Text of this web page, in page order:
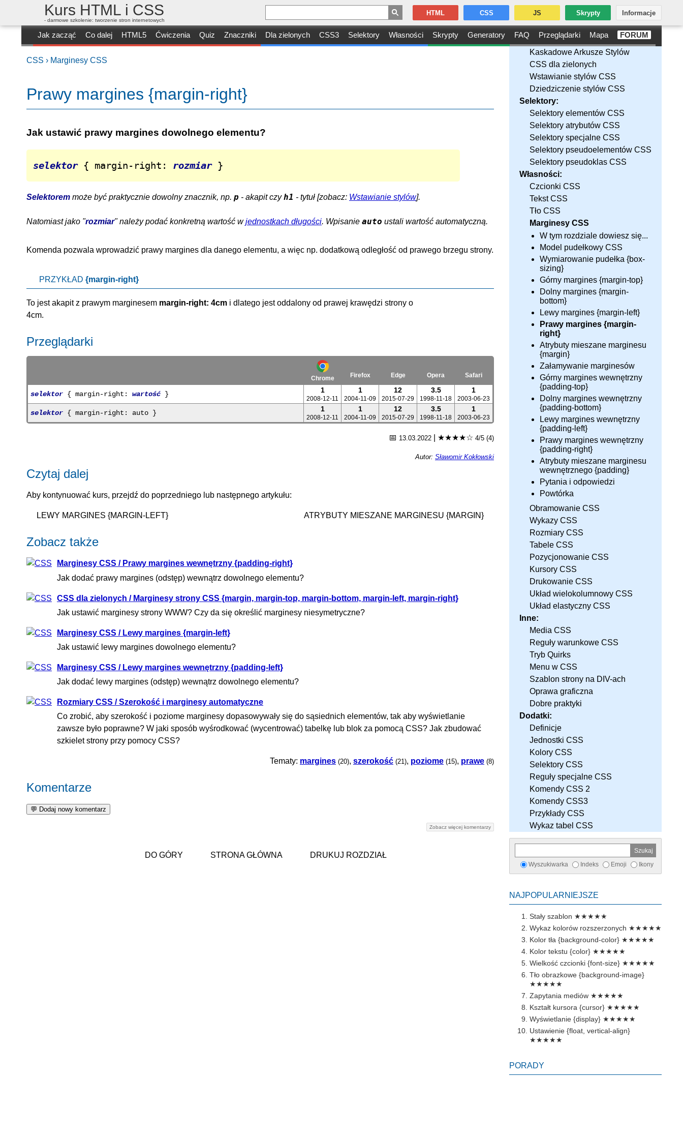
Kurs HTML i CSS
- darmowe szkolenie: tworzenie stron internetowych
Jak zacząć Co dalej HTML5 Ćwiczenia Quiz Znaczniki Dla zielonych CSS3 Selektory Własności Skrypty Generatory FAQ Przeglądarki Mapa FORUM
HTML CSS
Kaskadowe Arkusze Stylów
CSS dla zielonych
Wstawianie stylów CSS
Dziedziczenie stylów CSS
Selektory:
Selektory elementów CSS
Selektory atrybutów CSS
Selektory specjalne CSS
Selektory pseudoelementów CSS
Selektory pseudoklas CSS
Własności:
Czcionki CSS
Tekst CSS
Tło CSS
Marginesy CSS
W tym rozdziale dowiesz się...
Model pudełkowy CSS
Wymiarowanie pudełka {box-
sizing}
Górny margines {margin-top}
Dolny margines {margin-
bottom}
Lewy margines {margin-left}
Prawy margines {margin-
right}
Atrybuty mieszane marginesu
{margin}
Załamywanie marginesów
Górny margines wewnętrzny
{padding-top}
Dolny margines wewnętrzny
{padding-bottom}
Lewy margines wewnętrzny
{padding-left}
Prawy margines wewnętrzny
{padding-right}
Atrybuty mieszane marginesu
wewnętrznego {padding}
Pytania i odpowiedzi
Powtórka
Obramowanie CSS
Wykazy CSS
Rozmiary CSS
Tabele CSS
Pozycjonowanie CSS
Kursory CSS
Drukowanie CSS
Układ wielokolumnowy CSS
Układ elastyczny CSS
Inne:
Media CSS
Reguły warunkowe CSS
Tryb Quirks
Menu w CSS
Szablon strony na DIV-ach
Oprawa graficzna
Dobre praktyki
Dodatki:
Definicje
Jednostki CSS
Kolory CSS
Selektory CSS
Reguły specjalne CSS
Komendy CSS 2
Komendy CSS3
Przykłady CSS
Wykaz tabel CSS
JS Skrypty Informacje
Wyszukiwarka Indeks Emoji Ikony
NAJPOPULARNIEJSZE
Stały szablon ★★★★★
Wykaz kolorów rozszerzonych ★★★★★
Kolor tła {background-color} ★★★★★
Kolor tekstu {color} ★★★★★
Wielkość czcionki {font-size} ★★★★★
Tło obrazkowe {background-image}
★★★★★
Zapytania mediów ★★★★★
Kształt kursora {cursor} ★★★★★
Wyświetlanie {display} ★★★★★
Ustawienie {float, vertical-align}
★★★★★
PORADY
CSS › Marginesy CSS
Prawy margines {margin-right}
Jak ustawić prawy margines dowolnego elementu?
selektor { margin-right: rozmiar }
Selektorem może być praktycznie dowolny znacznik, np. p - akapit czyh1 - tytuł [zobacz: Wstawianie stylów].
Natomiast jako "rozmiar" należy podać konkretną wartość wjednostkach długości. Wpisanie auto ustali wartość automatyczną.
Komenda pozwala wprowadzić prawy margines dla danego elementu, a więc np. dodatkową odległość od prawego brzegu strony.
PRZYKŁAD {margin-right}
To jest akapit z prawym marginesem margin-right: 4cm i dlatego jest oddalony od prawej krawędzi strony o
4cm.
Przeglądarki
Chrome Firefox Edge Opera Safari
selektor { margin-right: wartość } 1
2008-12-11
1
2004-11-09
12
2015-07-29
3.5
1998-11-18
1
2003-06-23
selektor { margin-right: auto } 1
2008-12-11
1
2004-11-09
12
2015-07-29
3.5
1998-11-18
1
2003-06-23
📅 13.03.2022 ★★★★☆ 4/5 (4)
Autor: Sławomir Kokłowski
Czytaj dalej
Aby kontynuować kurs, przejdź do poprzedniego lub następnego artykułu:
LEWY MARGINES {MARGIN-LEFT} ATRYBUTY MIESZANE MARGINESU {MARGIN}
Zobacz także
Marginesy CSS / Prawy margines wewnętrzny {padding-right}
Jak dodać prawy margines (odstęp) wewnątrz dowolnego elementu?
CSS dla zielonych / Marginesy strony CSS {margin, margin-top, margin-bottom, margin-left, margin-right}
Jak ustawić marginesy strony WWW? Czy da się określić marginesy niesymetryczne?
Marginesy CSS / Lewy margines {margin-left}
Jak ustawić lewy margines dowolnego elementu?
Marginesy CSS / Lewy margines wewnętrzny {padding-left}
Jak dodać lewy margines (odstęp) wewnątrz dowolnego elementu?
Rozmiary CSS / Szerokość i marginesy automatyczne
Co zrobić, aby szerokość i poziome marginesy dopasowywały się do sąsiednich elementów, tak aby wyświetlanie
zawsze było poprawne? W jaki sposób wyśrodkować (wycentrować) tabelkę lub blok za pomocą CSS? Jak zbudować
szkielet strony przy pomocy CSS?
Tematy: margines (20), szerokość (21), poziome (15), prawe (8)
Komentarze
Zobacz więcej komentarzy
DO GÓRY STRONA GŁÓWNA DRUKUJ ROZDZIAŁ